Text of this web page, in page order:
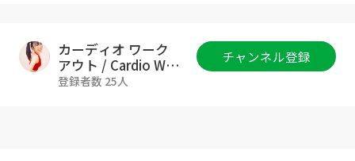
簡単に取り組める内容になっていますので、毎
日の食後に無理なく続けて、健康的な体を目指
しましょう。ぜひお役立てください♡
カーディオ ワーク
アウト / Cardio Wor
kout
登録者数 25人
チャンネル登録